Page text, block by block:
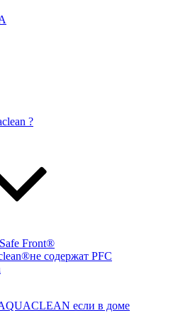
?
Front®
содержат PFC
если в доме